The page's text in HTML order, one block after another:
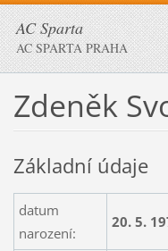
AC Sparta
AC SPARTA PRAHA
Zdeněk
Základní údaje
datum
narození:
20. 5.